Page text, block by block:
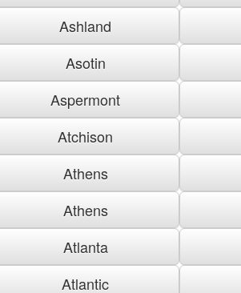
Ashland
Asotin
Aspermont
Atchison
Athens
Athens
Atlanta
Atlantic